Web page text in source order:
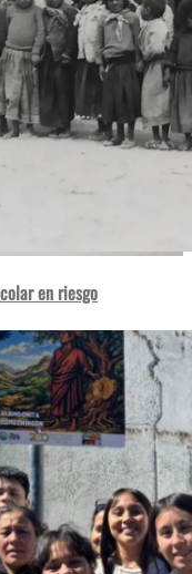
en riesgo